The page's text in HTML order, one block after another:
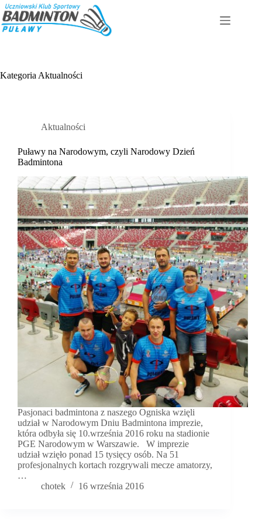
Przejdź
do
treści
Kategoria Aktualności
Aktualności
Puławy na Narodowym, czyli Narodowy Dzień
Badmintona
Pasjonaci badmintona z naszego Ogniska wzięli
udział w Narodowym Dniu Badmintona imprezie,
która odbyła się 10.września 2016 roku na stadionie
PGE Narodowym w Warszawie. W imprezie
udział wzięło ponad 15 tysięcy osób. Na 51
profesjonalnych kortach rozgrywali mecze amatorzy,
…
chotek
16 września 2016